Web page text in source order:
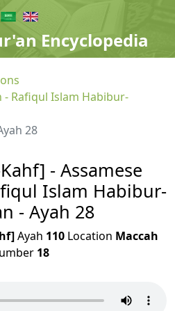
Encyclopedia
- Rafiqul Islam Habibur-
28
- Assamese
Islam Habibur-
- Ayah 28
Ayah 110Location Maccah
18